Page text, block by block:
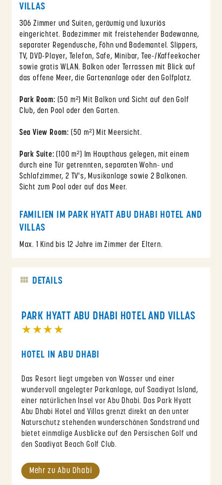
VILLAS
306 Zimmer und Suiten, geräumig und luxuriös
eingerichtet. Badezimmer mit freistehender Badewanne,
separater Regendusche, Föhn und Bademantel. Slippers,
TV, DVD-Player, Telefon, Safe, Minibar, Tee-/Kaffeekocher
sowie gratis WLAN. Balkon oder Terrassen mit Blick auf
das offene Meer, die Gartenanlage oder den Golfplatz.
Park Room: (50 m²) Mit Balkon und Sicht auf den Golf
Club, den Pool oder den Garten.
Sea View Room: (50 m²) Mit Meersicht.
Park Suite: (100 m²) Im Haupthaus gelegen, mit einem
durch eine Tür getrennten, separaten Wohn- und
Schlafzimmer, 2 TV's, Musikanlage sowie 2 Balkonen.
Sicht zum Pool oder auf das Meer.
FAMILIEN IM PARK HYATT ABU DHABI HOTEL AND
VILLAS
Max. 1 Kind bis 12 Jahre im Zimmer der Eltern.
DETAILS
PARK HYATT ABU DHABI HOTEL AND VILLAS
★★★★
HOTEL IN ABU DHABI
Das Resort liegt umgeben von Wasser und einer
wundervoll angelegter Parkanlage, auf Saadiyat Island,
einer natürlichen Insel vor Abu Dhabi. Das Park Hyatt
Abu Dhabi Hotel and Villas grenzt direkt an den unter
Naturschutz stehenden wunderschönen Sandstrand und
bietet einmalige Ausblicke auf den Persischen Golf und
den Saadiyat Beach Golf Club.
Mehr zu Abu Dhabi